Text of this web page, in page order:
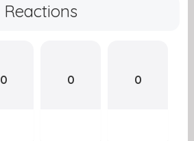
Reactions
0 0 0